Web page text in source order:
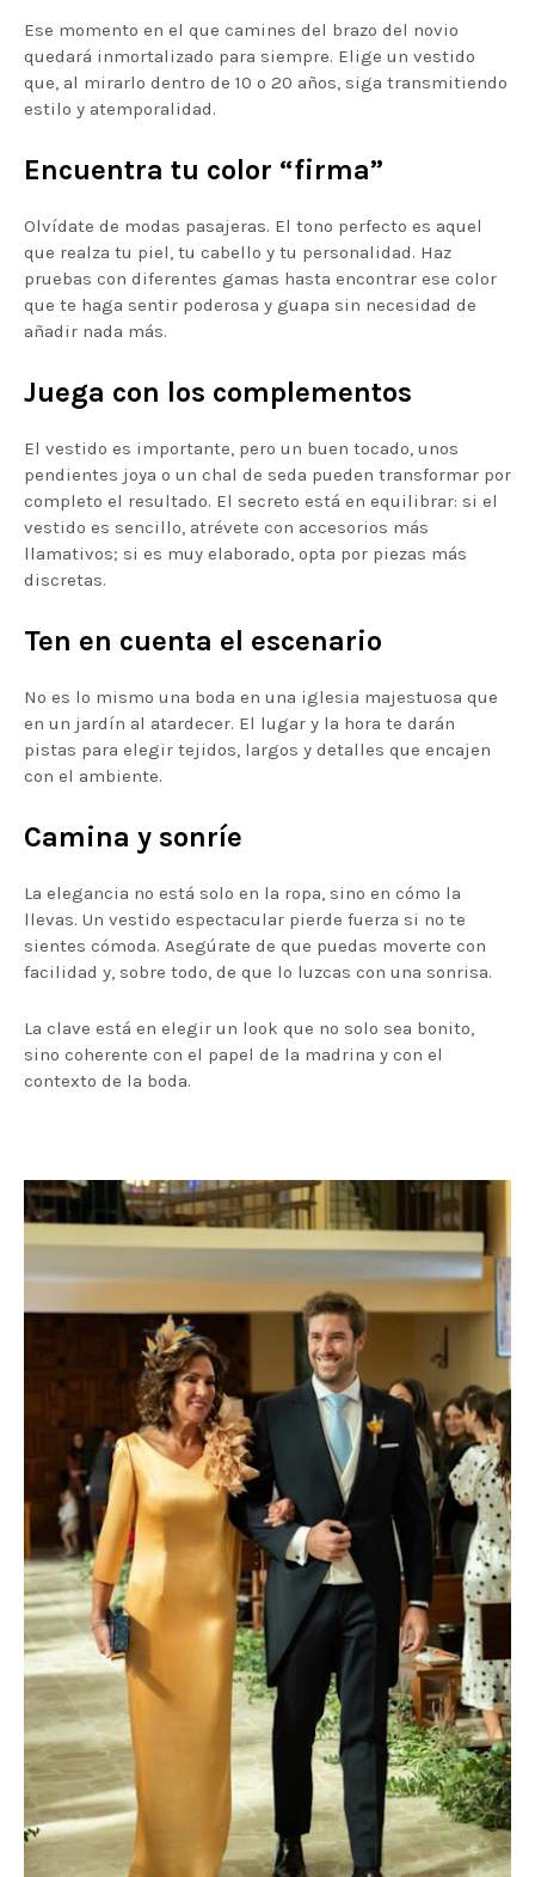
Ese momento en el que camines del brazo del novio
quedará inmortalizado para siempre. Elige un vestido
que, al mirarlo dentro de 10 o 20 años, siga transmitiendo
estilo y atemporalidad.
Encuentra tu color “firma”
Olvídate de modas pasajeras. El tono perfecto es aquel
que realza tu piel, tu cabello y tu personalidad. Haz
pruebas con diferentes gamas hasta encontrar ese color
que te haga sentir poderosa y guapa sin necesidad de
añadir nada más.
Juega con los complementos
El vestido es importante, pero un buen tocado, unos
pendientes joya o un chal de seda pueden transformar por
completo el resultado. El secreto está en equilibrar: si el
vestido es sencillo, atrévete con accesorios más
llamativos; si es muy elaborado, opta por piezas más
discretas.
Ten en cuenta el escenario
No es lo mismo una boda en una iglesia majestuosa que
en un jardín al atardecer. El lugar y la hora te darán
pistas para elegir tejidos, largos y detalles que encajen
con el ambiente.
Camina y sonríe
La elegancia no está solo en la ropa, sino en cómo la
llevas. Un vestido espectacular pierde fuerza si no te
sientes cómoda. Asegúrate de que puedas moverte con
facilidad y, sobre todo, de que lo luzcas con una sonrisa.
La clave está en elegir un look que no solo sea bonito,
sino coherente con el papel de la madrina y con el
contexto de la boda.